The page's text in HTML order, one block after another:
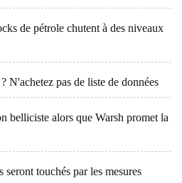
de pétrole chutent à des niveaux
N'achetez pas de liste de données
belliciste alors que Warsh promet la
touchés par les mesures